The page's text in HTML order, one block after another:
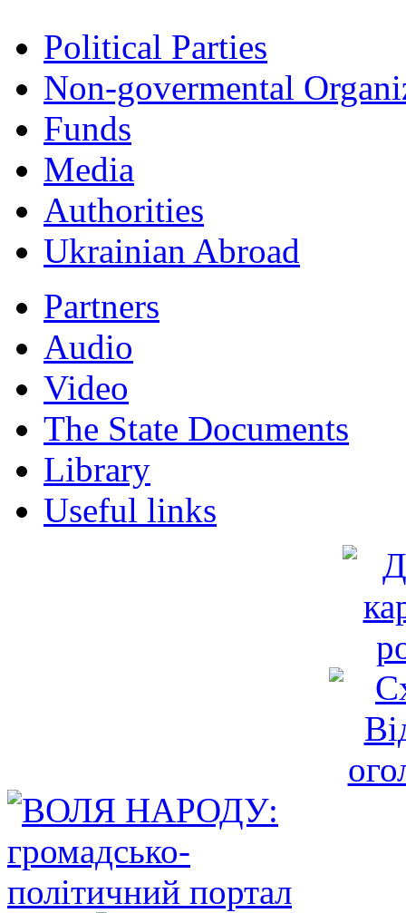
Political Parties
Non-govermental
Funds
Мedia
Authorities
Ukrainian Abroad
Partners
Audio
Video
The State Documents
Library
Useful links